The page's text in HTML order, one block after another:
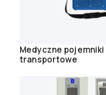
Medyczne pojemniki
transportowe